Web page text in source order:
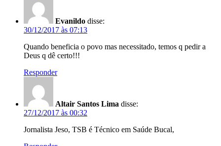
Evanildo disse:
30/12/2017 às 07:13
Quando beneficia o povo mas necessitado, temos q pedir a
Deus q dê certo!!!
Responder
Altair Santos Lima disse:
27/12/2017 às 00:32
Jornalista Jeso, TSB é Técnico em Saúde Bucal,